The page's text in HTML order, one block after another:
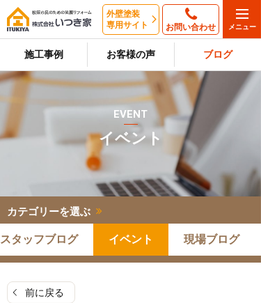
外壁塗装
専用サイト
お問い合わせ
施工事例 お客様の声 ブログ
EVENT
イベント
カテゴリーを選ぶ
スタッフブログ イベント 現場ブログ
前に戻る